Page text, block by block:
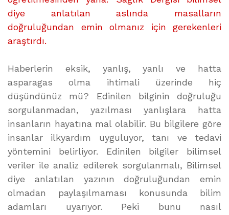
diye anlatılan aslında masalların
doğruluğundan emin olmanız için gerekenleri
araştırdı.
Haberlerin eksik, yanlış, yanlı ve hatta
asparagas olma ihtimali üzerinde hiç
düşündünüz mü? Edinilen bilginin doğruluğu
sorgulanmadan, yazılması yanlışlara hatta
insanların hayatına mal olabilir. Bu bilgilere göre
insanlar ilkyardım uyguluyor, tanı ve tedavi
yöntemini belirliyor. Edinilen bilgiler bilimsel
veriler ile analiz edilerek sorgulanmalı, Bilimsel
diye anlatılan yazının doğruluğundan emin
olmadan paylaşılmaması konusunda bilim
adamları uyarıyor. Peki bunu nasıl